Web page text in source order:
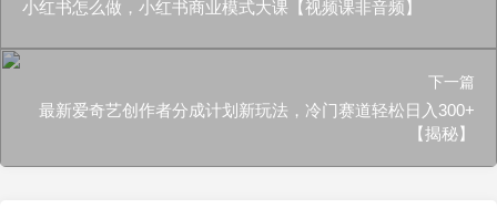
小红书怎么做，小红书商业模式大课【视频课非音频】
下一篇
最新爱奇艺创作者分成计划新玩法，冷门赛道轻松日入300+
【揭秘】